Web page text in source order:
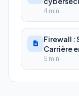
4 min
Firewall :
Carrière
5 min